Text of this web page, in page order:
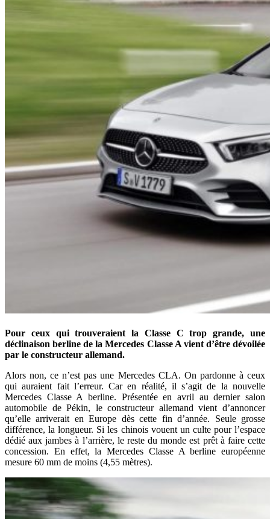
Pour ceux qui trouveraient la Classe C trop grande, une
déclinaison berline de la Mercedes Classe A vient d’être dévoilée
par le constructeur allemand.
Alors non, ce n’est pas une Mercedes CLA. On pardonne à ceux
qui auraient fait l’erreur. Car en réalité, il s’agit de la nouvelle
Mercedes Classe A berline. Présentée en avril au dernier salon
automobile de Pékin, le constructeur allemand vient d’annoncer
qu’elle arriverait en Europe dès cette fin d’année. Seule grosse
différence, la longueur. Si les chinois vouent un culte pour l’espace
dédié aux jambes à l’arrière, le reste du monde est prêt à faire cette
concession. En effet, la Mercedes Classe A berline européenne
mesure 60 mm de moins (4,55 mètres).